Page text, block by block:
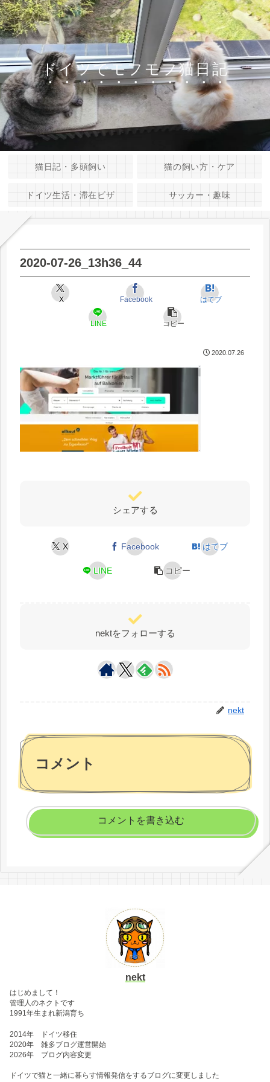
ドイツでモフモフ猫日記
猫日記・多頭飼い 猫の飼い方・ケア
ドイツ生活・滞在ビザ サッカー・趣味
2020-07-26_13h36_44
X Facebook はてブ
LINE コピー
2020.07.26
シェアする
X Facebook はてブ
LINE コピー
nektをフォローする
nekt
コメント
コメントを書き込む
nekt
はじめまして！
管理人のネクトです
1991年生まれ新潟育ち
2014年 ドイツ移住
2020年 雑多ブログ運営開始
2026年 ブログ内容変更
ドイツで猫と一緒に暮らす情報発信をするブログに変更しました